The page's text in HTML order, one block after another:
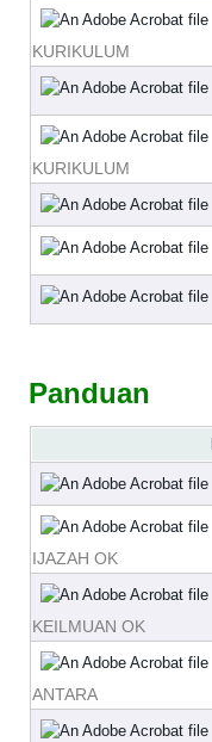
KURIKULUM
KURIKULUM
Panduan
IJAZAH OK
KEILMUAN OK
ANTARA